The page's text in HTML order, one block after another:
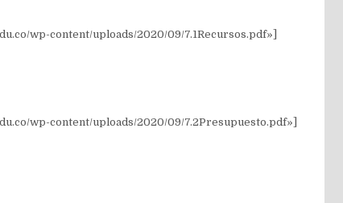
wp-content/uploads/2020/09/7.1Recursos.pdf»]
wp-content/uploads/2020/09/7.2Presupuesto.pdf»]